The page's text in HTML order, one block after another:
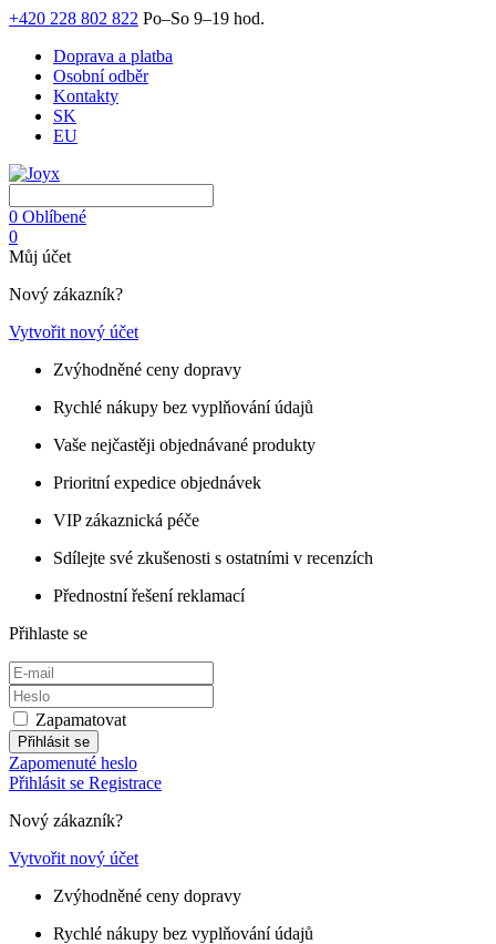
+420 228 802 822 Po–So 9–19 hod.
Doprava a platba
Osobní odběr
Kontakty
SK
EU
0 Oblíbené
0
Můj účet
Nový zákazník?
Vytvořit nový účet
Zvýhodněné ceny dopravy
Rychlé nákupy bez vyplňování údajů
Vaše nejčastěji objednávané produkty
Prioritní expedice objednávek
VIP zákaznická péče
Sdílejte své zkušenosti s ostatními v recenzích
Přednostní řešení reklamací
Přihlaste se
Zapamatovat
Přihlásit se
Zapomenuté heslo
Přihlásit se Registrace
Nový zákazník?
Vytvořit nový účet
Zvýhodněné ceny dopravy
Rychlé nákupy bez vyplňování údajů